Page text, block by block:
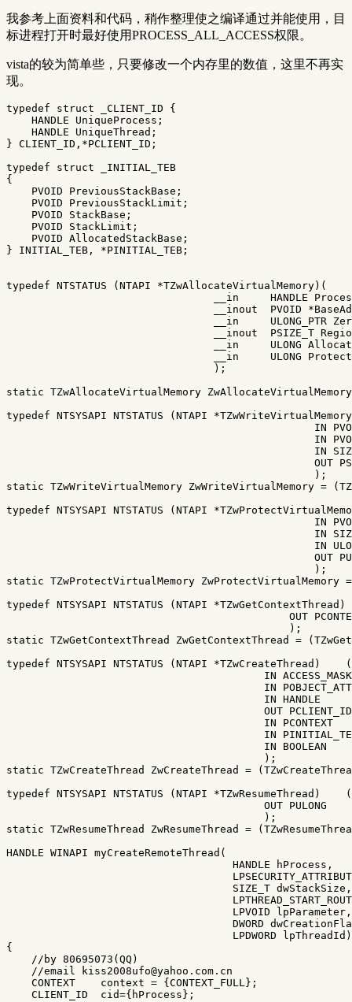
我参考上面资料和代码，稍作整理使之编译通过并能使用，目
标进程打开时最好使用PROCESS_ALL_ACCESS权限。
vista的较为简单些，只要修改一个内存里的数值，这里不再实
现。
typedef struct _CLIENT_ID {
    HANDLE UniqueProcess;
    HANDLE UniqueThread;
} CLIENT_ID,*PCLIENT_ID;
typedef struct _INITIAL_TEB
{
    PVOID PreviousStackBase;
    PVOID PreviousStackLimit;
    PVOID StackBase;
    PVOID StackLimit;
    PVOID AllocatedStackBase;
} INITIAL_TEB, *PINITIAL_TEB;
typedef NTSTATUS (NTAPI *TZwAllocateVirtualMemory)(
__in     HANDLE
__inout  PVOID
__in     ULONG_PTR
__inout  PSIZE_T
__in     ULONG
                                 __in     ULONG Protect
                                 );
static TZwAllocateVirtualMemory
typedef NTSYSAPI NTSTATUS (NTAPI
IN
IN
IN
                                                 );
static TZwWriteVirtualMemory ZwWriteVirtualMemory =
typedef NTSYSAPI NTSTATUS (NTAPI
IN
IN
IN
                                                 );
static TZwProtectVirtualMemory
typedef NTSYSAPI NTSTATUS (NTAPI
OUT
                                             );
static TZwGetContextThread ZwGetContextThread =
typedef NTSYSAPI NTSTATUS (NTAPI *TZwCreateThread)
IN
IN
IN HANDLE
OUT
IN PCONTEXT
IN
IN
                                         );
static TZwCreateThread ZwCreateThread =
typedef NTSYSAPI NTSTATUS (NTAPI
OUT
                                         );
static TZwResumeThread ZwResumeThread =
HANDLE WINAPI myCreateRemoteThread(
                                    HANDLE hProcess,
                                    SIZE_T dwStackSize,
                                    LPVOID lpParameter,
DWORD
                                    LPDWORD lpThreadId)
{
    //by 80695073(QQ)
    //email kiss2008ufo@yahoo.com.cn
    CONTEXT    context = {CONTEXT_FULL};
    CLIENT_ID  cid={hProcess};